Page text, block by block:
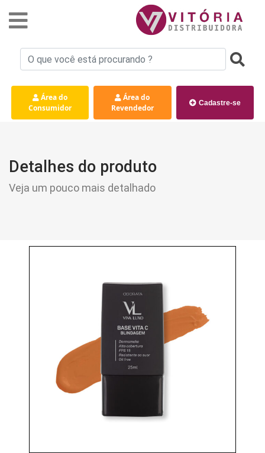
Área do
Consumidor
Área do
Revendedor
Cadastre-se
Detalhes do produto
Veja um pouco mais detalhado